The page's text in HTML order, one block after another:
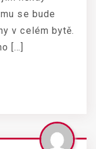
se bude
v celém bytě.
[…]